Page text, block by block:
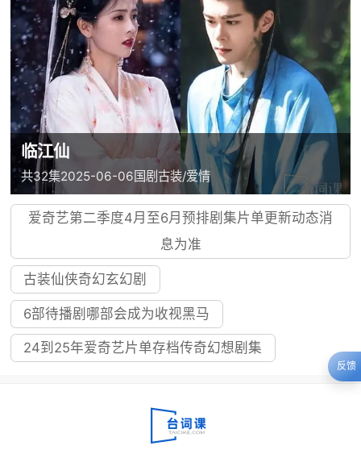
临江仙
共32集2025-06-06 国剧古装/爱情
爱奇艺第二季度4月至6月预排剧集片单更新动态消
息为准
古装仙侠奇幻玄幻剧
6部待播剧哪部会成为收视黑马
24到25年爱奇艺片单存档传奇幻想剧集
反馈